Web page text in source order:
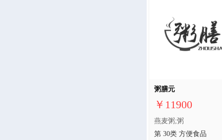
粥膳元
￥11900
燕麦粥;粥
第 30类 方便食品